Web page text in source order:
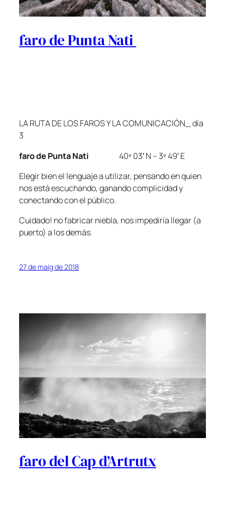
faro de Punta Nati
LA RUTA DE LOS FAROS Y LA COMUNICACIÓN_ día
3
faro de Punta Nati 40º 03′ N – 3º 49′ E
Elegir bien el lenguaje a utilizar, pensando en quien
nos está escuchando, ganando complicidad y
conectando con el público.
Cuidado! no fabricar niebla, nos impediría llegar (a
puerto) a los demás.
27 de maig de 2018
faro del Cap d’Artrutx